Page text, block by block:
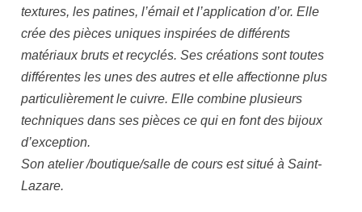
textures, les patines, l’émail et l’application d’or. Elle
crée des pièces uniques inspirées de différents
matériaux bruts et recyclés. Ses créations sont toutes
différentes les unes des autres et elle affectionne plus
particulièrement le cuivre. Elle combine plusieurs
techniques dans ses pièces ce qui en font des bijoux
d’exception.
Son atelier /boutique/salle de cours est situé à Saint-
Lazare.